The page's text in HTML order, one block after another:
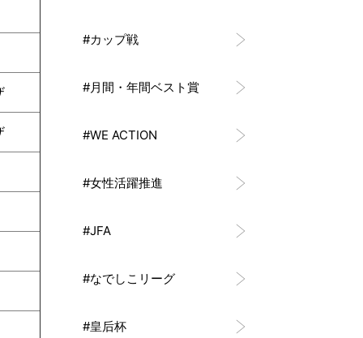
#カップ戦
#月間・年間ベスト賞
#WE ACTION
#女性活躍推進
#JFA
#なでしこリーグ
#皇后杯